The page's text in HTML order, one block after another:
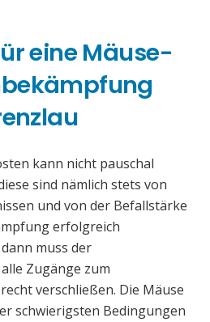
eine Mäuse-
kann nicht pauschal
sind nämlich stets von
und von der Befallstärke
erfolgreich
muss der
Zugänge zum
verschließen. Die Mäuse
schwierigsten Bedingungen